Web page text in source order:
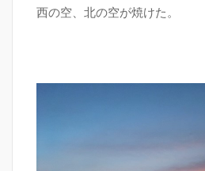
西の空、北の空が焼けた。